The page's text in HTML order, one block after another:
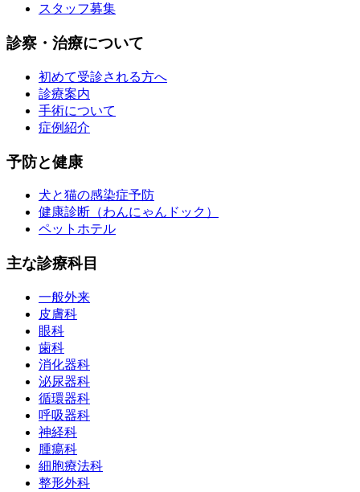
スタッフ募集
診察・治療について
初めて受診される方へ
診療案内
手術について
症例紹介
予防と健康
犬と猫の感染症予防
健康診断（わんにゃんドック）
ペットホテル
主な診療科目
一般外来
皮膚科
眼科
歯科
消化器科
泌尿器科
循環器科
呼吸器科
神経科
腫瘍科
細胞療法科
整形外科